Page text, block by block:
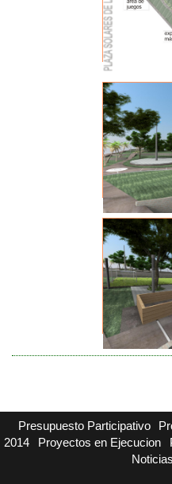
Presupuesto Participativo
2014
Proyectos en Ejecucion
Noticias